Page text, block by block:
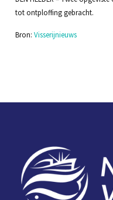
tot ontploffing gebracht.
Bron: Visserijnieuws